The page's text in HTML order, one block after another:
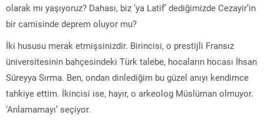
olarak mı yaşıyoruz? Dahası, biz ‘ya Latif’ dediğimizde Cezayir’in
bir camisinde deprem oluyor mu?
İki hususu merak etmişsinizdir. Birincisi, o prestijli Fransız
üniversitesinin bahçesindeki Türk talebe, hocaların hocası İhsan
Süreyya Sırma. Ben, ondan dinlediğim bu güzel anıyı kendimce
tahkiye ettim. İkincisi ise, hayır, o arkeolog Müslüman olmuyor.
‘Anlamamayı’ seçiyor.